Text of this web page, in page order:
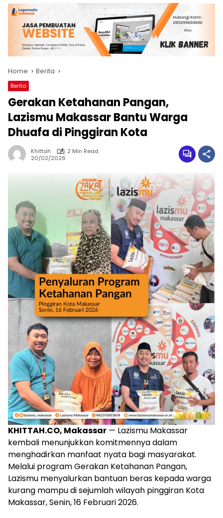
Home Berita
Berita
Gerakan Ketahanan Pangan,
Lazismu Makassar Bantu Warga
Dhuafa di Pinggiran Kota
Khittah
2 Min Read
20/02/2026
KHITTAH.CO, Makassar — Lazismu Makassar
kembali menunjukkan komitmennya dalam
menghadirkan manfaat nyata bagi masyarakat.
Melalui program Gerakan Ketahanan Pangan,
Lazismu menyalurkan bantuan beras kepada warga
kurang mampu di sejumlah wilayah pinggiran Kota
Makassar, Senin, 16 Februari 2026.